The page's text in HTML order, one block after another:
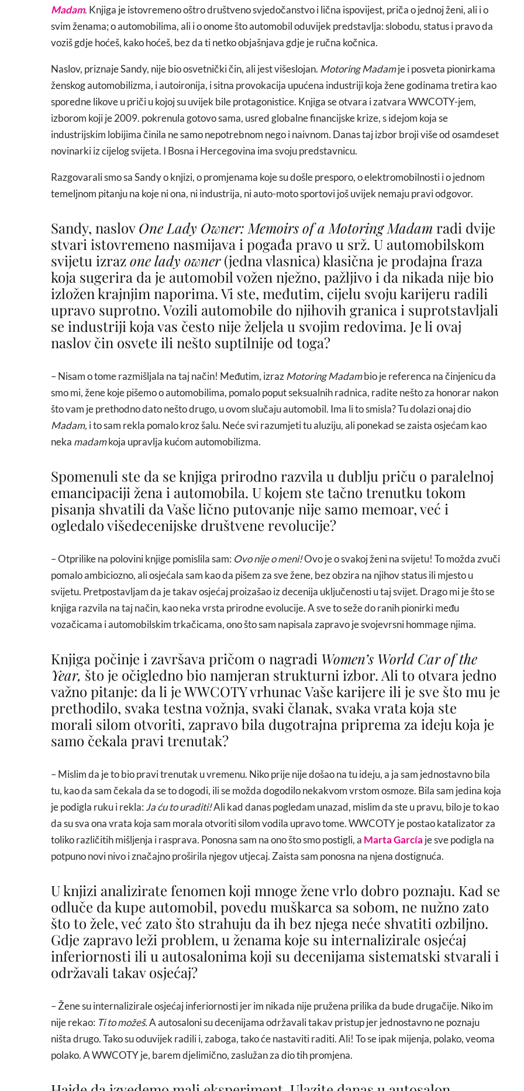
Madam. Knjiga je istovremeno oštro društveno svjedočanstvo i lična ispovijest, priča o jednoj ženi, ali i o
svim ženama; o automobilima, ali i o onome što automobil oduvijek predstavlja: slobodu, status i pravo da
voziš gdje hoćeš, kako hoćeš, bez da ti netko objašnjava gdje je ručna kočnica.
Naslov, priznaje Sandy, nije bio osvetnički čin, ali jest višeslojan. Motoring Madamje i posveta pionirkama
ženskog automobilizma, i autoironija, i sitna provokacija upućena industriji koja žene godinama tretira kao
sporedne likove u priči u kojoj su uvijek bile protagonistice. Knjiga se otvara i zatvara WWCOTY-jem,
izborom koji je 2009. pokrenula gotovo sama, usred globalne financijske krize, s idejom koja se
industrijskim lobijima činila ne samo nepotrebnom nego i naivnom. Danas taj izbor broji više od osamdeset
novinarki iz cijelog svijeta. I Bosna i Hercegovina ima svoju predstavnicu.
Razgovarali smo sa Sandy o knjizi, o promjenama koje su došle presporo, o elektromobilnosti i o jednom
temeljnom pitanju na koje ni ona, ni industrija, ni auto-moto sportovi još uvijek nemaju pravi odgovor.
Sandy, naslovOne Lady Owner: Memoirs of a Motoring Madam radi dvije
stvari istovremeno nasmijava i pogađa pravo u srž. U automobilskom
svijetu izrazone lady owner(jedna vlasnica) klasična je prodajna fraza
koja sugerira da je automobil vožen nježno, pažljivo i da nikada nije bio
izložen krajnjim naporima. Vi ste, međutim, cijelu svoju karijeru radili
upravo suprotno. Vozili automobile do njihovih granica i suprotstavljali
se industriji koja vas često nije željela u svojim redovima. Je li ovaj
naslov čin osvete ili nešto suptilnije od toga?
– Nisam o tome razmišljala na taj način! Međutim, izrazMotoring Madambio je referenca na činjenicu da
smo mi, žene koje pišemo o automobilima, pomalo poput seksualnih radnica, radite nešto za honorar nakon
što vam je prethodno dato nešto drugo, u ovom slučaju automobil. Ima li to smisla? Tu dolazi onaj dio
Madam, i to sam rekla pomalo kroz šalu. Neće svi razumjeti tu aluziju, ali ponekad se zaista osjećam kao
neka madamkoja upravlja kućom automobilizma.
Spomenuli ste da se knjiga prirodno razvila u dublju priču o paralelnoj
emancipaciji žena i automobila. U kojem ste tačno trenutku tokom
pisanja shvatili da Vaše lično putovanje nije samo memoar, već i
ogledalo višedecenijske društvene revolucije?
– Otprilike na polovini knjige pomislila sam: Ovo nije o meni!Ovo je o svakoj ženi na svijetu! To možda zvuči
pomalo ambiciozno, ali osjećala sam kao da pišem za sve žene, bez obzira na njihov status ili mjesto u
svijetu. Pretpostavljam da je takav osjećaj proizašao iz decenija uključenosti u taj svijet. Drago mi je što se
knjiga razvila na taj način, kao neka vrsta prirodne evolucije. A sve to seže do ranih pionirki među
vozačicama i automobilskim trkačicama, ono što sam napisala zapravo je svojevrsni hommage njima.
Knjiga počinje i završava pričom o nagradi Women’s World Car of the
Year, što je očigledno bio namjeran strukturni izbor. Ali to otvara jedno
važno pitanje: da li je WWCOTY vrhunac Vaše karijere ili je sve što mu je
prethodilo, svaka testna vožnja, svaki članak, svaka vrata koja ste
morali silom otvoriti, zapravo bila dugotrajna priprema za ideju koja je
samo čekala pravi trenutak?
– Mislim da je to bio pravi trenutak u vremenu. Niko prije nije došao na tu ideju, a ja sam jednostavno bila
tu, kao da sam čekala da se to dogodi, ili se možda dogodilo nekakvom vrstom osmoze. Bila sam jedina koja
je podigla ruku i rekla: Ja ću to uraditi!Ali kad danas pogledam unazad, mislim da ste u pravu, bilo je to kao
da su sva ona vrata koja sam morala otvoriti silom vodila upravo tome. WWCOTY je postao katalizator za
toliko različitih mišljenja i rasprava. Ponosna sam na ono što smo postigli, a Marta García je sve podigla na
potpuno novi nivo i značajno proširila njegov utjecaj. Zaista sam ponosna na njena dostignuća.
U knjizi analizirate fenomen koji mnoge žene vrlo dobro poznaju. Kad se
odluče da kupe automobil, povedu muškarca sa sobom, ne nužno zato
što to žele, već zato što strahuju da ih bez njega neće shvatiti ozbiljno.
Gdje zapravo leži problem, u ženama koje su internalizirale osjećaj
inferiornosti ili u autosalonima koji su decenijama sistematski stvarali i
održavali takav osjećaj?
– Žene su internalizirale osjećaj inferiornosti jer im nikada nije pružena prilika da bude drugačije. Niko im
nije rekao: Ti to možeš.A autosaloni su decenijama održavali takav pristup jer jednostavno ne poznaju
ništa drugo. Tako su oduvijek radili i, zaboga, tako će nastaviti raditi. Ali! To se ipak mijenja, polako, veoma
polako. A WWCOTY je, barem djelimično, zaslužan za dio tih promjena.